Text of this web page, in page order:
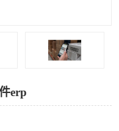
erp
染厂erp系统